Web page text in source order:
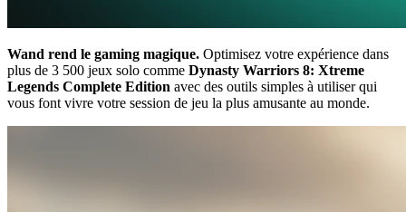
Wand rend le gaming magique. Optimisez votre expérience dans
plus de 3 500 jeux solo comme Dynasty Warriors 8: Xtreme
Legends Complete Edition avec des outils simples à utiliser qui
vous font vivre votre session de jeu la plus amusante au monde.